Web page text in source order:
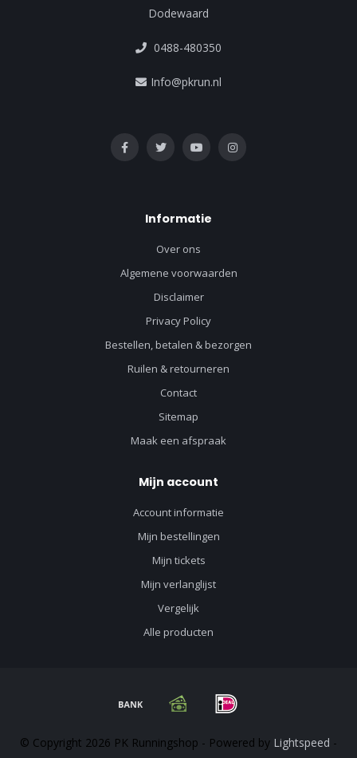
Dodewaard
0488-480350
Info@pkrun.nl
Informatie
Over ons
Algemene voorwaarden
Disclaimer
Privacy Policy
Bestellen, betalen & bezorgen
Ruilen & retourneren
Contact
Sitemap
Maak een afspraak
Mijn account
Account informatie
Mijn bestellingen
Mijn tickets
Mijn verlanglijst
Vergelijk
Alle producten
© Copyright 2026 PK Runningshop - Powered by Lightspeed -